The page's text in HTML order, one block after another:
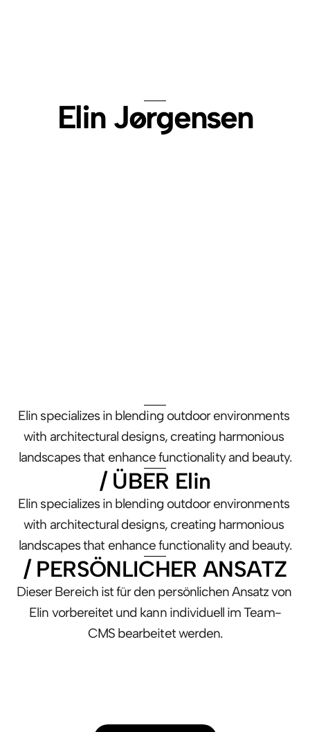
Elin Jørgensen
Elin specializes in blending outdoor environments
with architectural designs, creating harmonious
landscapes that enhance functionality and beauty.
/ ÜBER Elin
Elin specializes in blending outdoor environments
with architectural designs, creating harmonious
landscapes that enhance functionality and beauty.
/ PERSÖNLICHER ANSATZ
Dieser Bereich ist für den persönlichen Ansatz von
Elin vorbereitet und kann individuell im Team-
CMS bearbeitet werden.